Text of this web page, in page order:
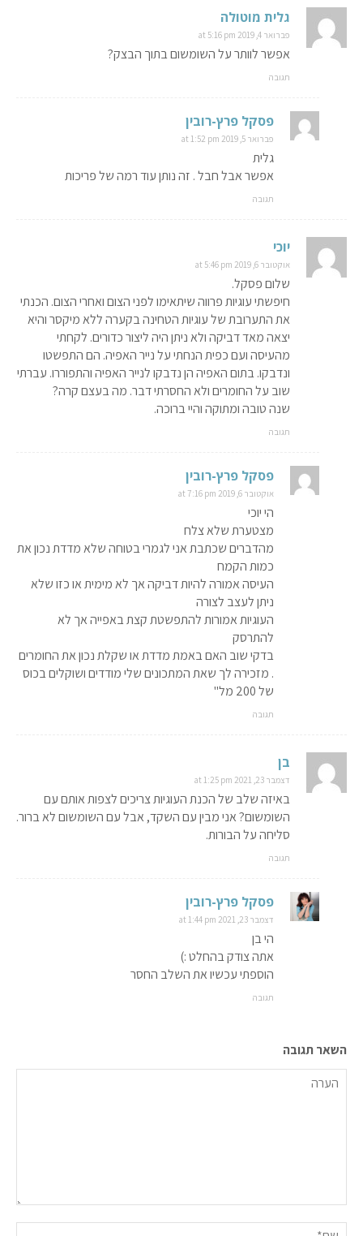
גלית מוטולה
פברואר 4, 2019 at 5:16 pm
אפשר לוותר על השומשום בתוך הבצק?
תגובה
פסקל פרץ-רובין
פברואר 5, 2019 at 1:52 pm
גלית
אפשר אבל חבל . זה נותן עוד רמה של פריכות
תגובה
יוכי
אוקטובר 6, 2019 at 5:46 pm
שלום פסקל.
חיפשתי עוגיות פרווה שיתאימו לפני הצום ואחרי הצום. הכנתי
את התערובת של עוגיות הטחינה בקערה ללא מיקסר והיא
יצאה מאד דביקה ולא ניתן היה ליצור כדורים. לקחתי
מהעיסה ועם כפית הנחתי על נייר האפיה. הם התפשטו
ונדבקו. בתום האפיה הן נדבקו לנייר האפיה והתפוררו. עברתי
שוב על החומרים ולא החסרתי דבר. מה בעצם קרה?
שנה טובה ומתוקה והיי ברוכה.
תגובה
פסקל פרץ-רובין
אוקטובר 6, 2019 at 7:16 pm
הי יוכי
מצטערת שלא צלח
מהדברים שכתבת אני לגמרי בטוחה שלא מדדת נכון את
כמות הקמח
העיסה אמורה להיות דביקה אך לא מימית או כזו שלא
ניתן לעצב לצורה
העוגיות אמורות להתפשטת קצת באפייה אך לא
להתרסק
בדקי שוב האם באמת מדדת או שקלת נכון את החומרים
. מזכירה לך שאת המתכונים שלי מודדים ושוקלים בכוס
של 200 מל"
תגובה
בן
דצמבר 23, 2021 at 1:25 pm
באיזה שלב של הכנת העוגיות צריכים לצפות אותם עם
השומשום? אני מבין עם השקד, אבל עם השומשום לא ברור.
סליחה על הבורות.
תגובה
פסקל פרץ-רובין
דצמבר 23, 2021 at 1:44 pm
הי בן
אתה צודק בהחלט :)
הוספתי עכשיו את השלב החסר
תגובה
השאר תגובה